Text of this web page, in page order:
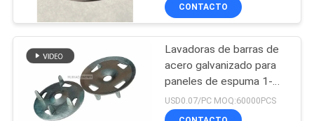
CONTROL
CALIDAD
Pañería de la malla
113
CONTACTO
Lavadoras de barras de
acero galvanizado para
paneles de espuma 1-
1/4"
USD0.07/PC MOQ:60000PCS